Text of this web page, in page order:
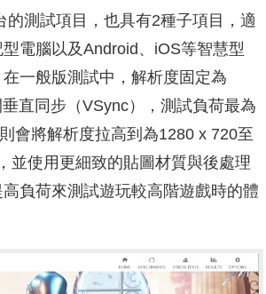
的測試項目，也具有2種子項目，適
電腦以及Android、iOS等智慧型
一般版測試中，解析度固定為
直同步（VSync），測試負荷最為
會將解析度拉高到為1280 x 720至
並使用更細致的貼圖材質與後處理
負荷來測試遊玩較高階遊戲時的體